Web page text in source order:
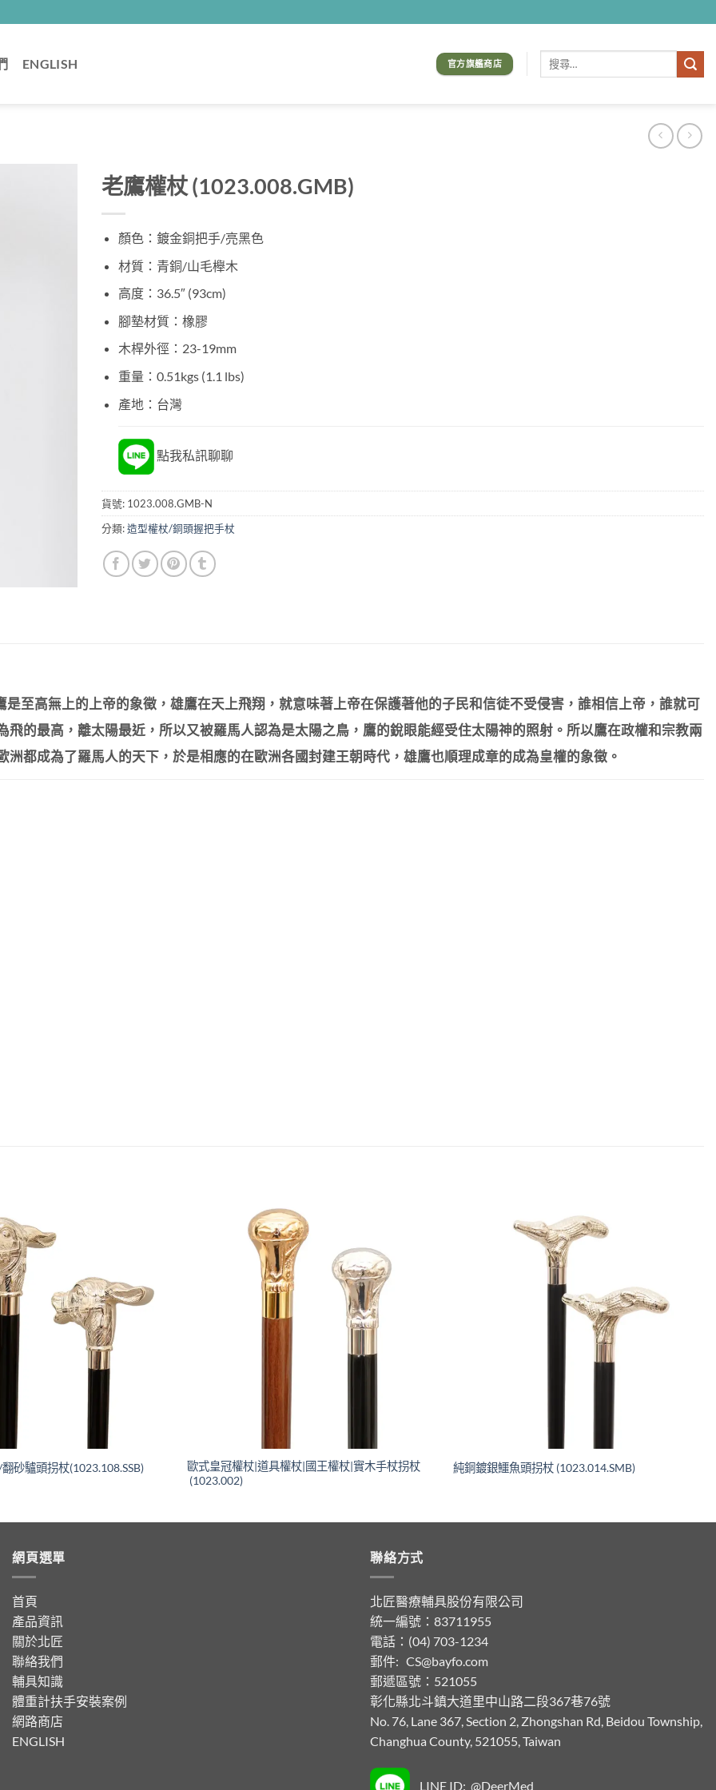
ENGLISH 官方旗艦商店
老鷹權杖 (1023.008.GMB)
顏色：鍍金銅把手/亮黑色
材質：青銅/山毛櫸木
高度：36.5″ (93cm)
腳墊材質：橡膠
木桿外徑：23-19mm
重量：0.51kgs (1.1 lbs)
產地：台灣
點我私訊聊聊
貨號: 1023.008.GMB-N
分類:造型權杖/銅頭握把手杖
至高無上的上帝的象徵，雄鷹在天上飛翔，就意味著上帝在保護著他的子民和信徒不受侵害，誰相信上帝，誰就可
的最高，離太陽最近，所以又被羅馬人認為是太陽之鳥，鷹的銳眼能經受住太陽神的照射。所以鷹在政權和宗教兩
都成為了羅馬人的天下，於是相應的在歐洲各國封建王朝時代，雄鷹也順理成章的成為皇權的象徵。
砂驢頭拐杖(1023.108.SSB)
歐式皇冠權杖|道具權杖|國王權杖|實木手杖拐杖
(1023.002)
純銅鍍銀鱷魚頭拐杖 (1023.014.SMB)
網頁選單
首頁
產品資訊
關於北匠
聯絡我們
輔具知識
體重計扶手安裝案例
網路商店
ENGLISH
聯絡方式
北匠醫療輔具股份有限公司
統一編號：83711955
電話：(04) 703-1234
郵件: CS@bayfo.com
郵遞區號：521055
彰化縣北斗鎮大道里中山路二段367巷76號
No. 76, Lane 367, Section 2, Zhongshan Rd, Beidou Township,
Changhua County, 521055, Taiwan
LINE ID: @DeerMed